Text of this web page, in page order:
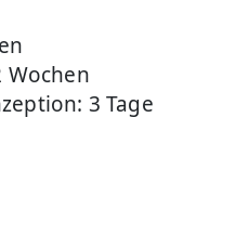
Wochen
3 Tage